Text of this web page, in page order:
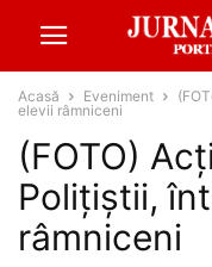
Acasă Eveniment
elevii râmniceni
(FOTO)
Polițiștii,
râmniceni